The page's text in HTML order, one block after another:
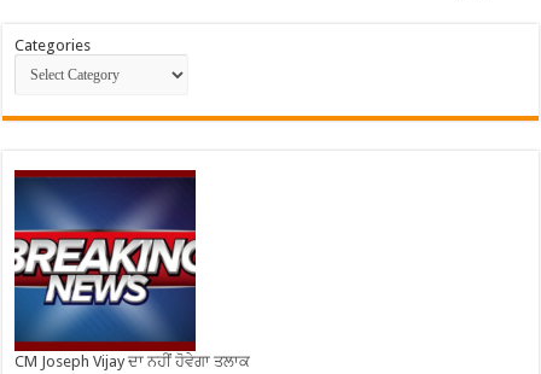
Categories
CM Joseph Vijay ਦਾ ਨਹੀਂ ਹੋਵੇਗਾ ਤਲਾਕ